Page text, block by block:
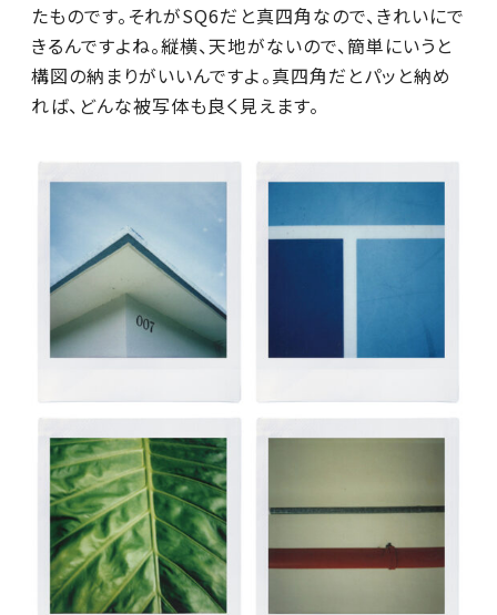
たものです。それがSQ6だと真四角なので、きれいにで
きるんですよね。縦横、天地がないので、簡単にいうと
構図の納まりがいいんですよ。真四角だとパッと納め
れば、どんな被写体も良く見えます。